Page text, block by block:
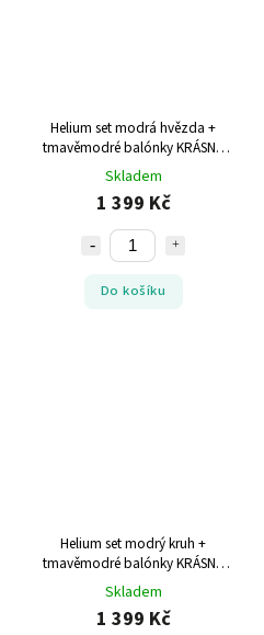
Helium set modrá hvězda +
tmavěmodré balónky KRÁSNÉ
NAROZENINY
Skladem
1 399 Kč
Do košíku
Helium set modrý kruh +
tmavěmodré balónky KRÁSNÉ
NAROZENINY
Skladem
1 399 Kč